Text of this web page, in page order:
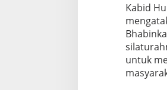
Kabid
untuk